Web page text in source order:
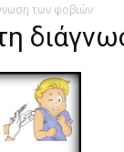
των φοβιών